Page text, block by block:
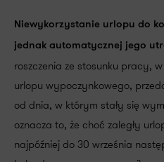
Niewykorzystanie urlopu do
jednak automatycznej jego
roszczenia ze stosunku pracy,
urlopu wypoczynkowego,
od dnia, w którym stały się
oznacza to, że choć zaległy
najpóźniej do 30 września